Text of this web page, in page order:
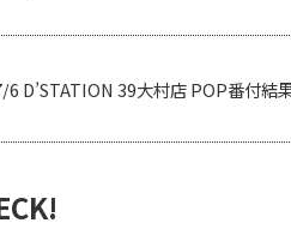
6 D’STATION 39大村店 POP番付結